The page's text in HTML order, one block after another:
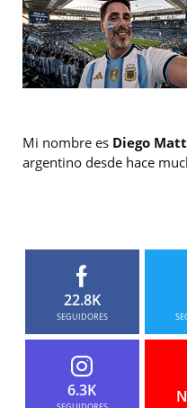
Mi nombre es Diego
argentino desde hace
22.8K
SEGUIDORES
6.3K